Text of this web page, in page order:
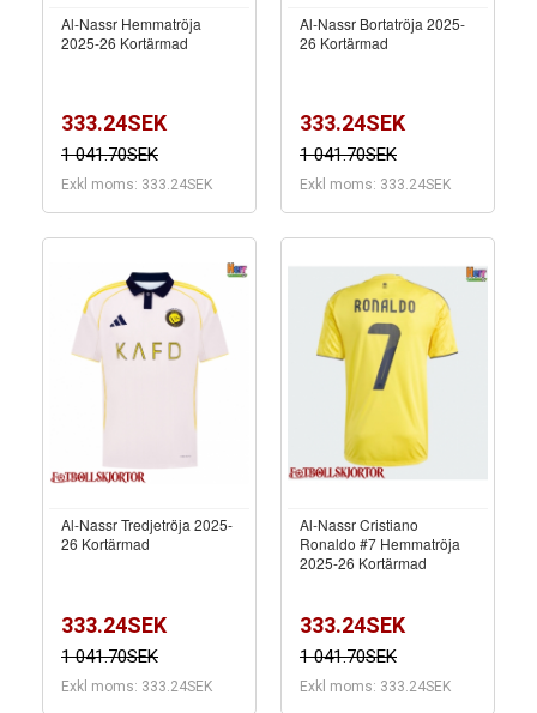
Al-Nassr Hemmatröja
2025-26 Kortärmad
333.24SEK
1 041.70SEK
Exkl moms: 333.24SEK
Al-Nassr Bortatröja 2025-
26 Kortärmad
333.24SEK
1 041.70SEK
Exkl moms: 333.24SEK
Al-Nassr Tredjetröja 2025-
26 Kortärmad
333.24SEK
1 041.70SEK
Exkl moms: 333.24SEK
Al-Nassr Cristiano
Ronaldo #7 Hemmatröja
2025-26 Kortärmad
333.24SEK
1 041.70SEK
Exkl moms: 333.24SEK